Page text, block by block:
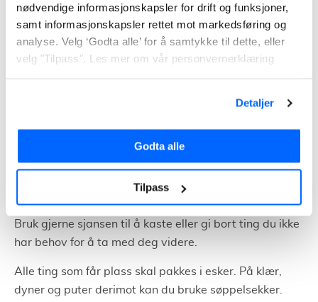
nødvendige informasjonskapsler for drift og funksjoner,
samt informasjonskapsler rettet mot markedsføring og
analyse. Velg ‘Godta alle’ for å samtykke til dette, eller
velg "Tilpass". Les mer om vår personvernerklæring
Detaljer
Godta alle
Tilpass
Pakking og utpakking
Feil ved pakking og emballasje kan forsinke og
vanskeliggjøre hele flytteprosessen. Dette kan
viktig å pakke riktig og være godt forberedt.
For å være godt forberedt, er det en fordel å begynne
pakkingen i god tid. Gjerne to til tre uker før flyttedato.
Ved å gjøre dette vil hele flyttingen foregå på en god
og planlagt måte. Et godt tips er å pakke ett og ett
rom om gangen og hele tiden vurdere hva du pakker.
Bruk gjerne sjansen til å kaste eller gi bort ting du ikke
har behov for å ta med deg videre.
Alle ting som får plass skal pakkes i esker. På klær,
dyner og puter derimot kan du bruke søppelsekker.